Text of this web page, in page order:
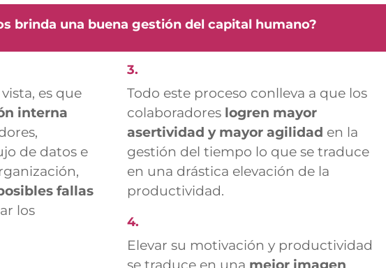
brinda una buena gestión del capital humano?
es que
interna
de datos e
fallas
los
3.
Todo este proceso conlleva a que los
colaboradores logren mayor
asertividad y mayor agilidad en la
gestión del tiempo lo que se traduce
en una drástica elevación de la
productividad.
4.
Elevar su motivación y productividad
se traduce en una mejor imagen